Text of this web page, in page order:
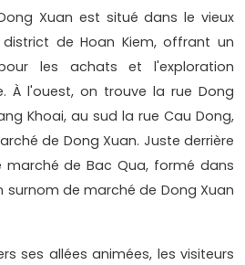
Xuan est situé dans le vieux
de Hoan Kiem, offrant un
les achats et l'exploration
À l'ouest, on trouve la rue Dong
Khoai, au sud la rue Cau Dong,
de Dong Xuan. Juste derrière
de Bac Qua, formé dans
surnom de marché de Dong Xuan
ses allées animées, les visiteurs